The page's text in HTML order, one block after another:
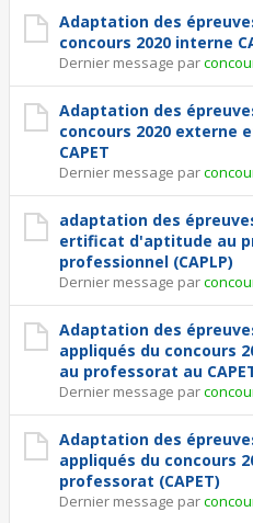
Adaptation des
concours 2020 interne
Dernier message par
Adaptation des
concours 2020 externe
CAPET
Dernier message par
adaptation des
ertificat d'aptitude au
professionnel (CAPLP)
Dernier message par
Adaptation des
appliqués du concours
au professorat au
Dernier message par
Adaptation des
appliqués du concours
professorat (CAPET)
Dernier message par